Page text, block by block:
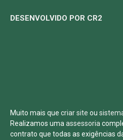
DESENVOLVIDO POR CR2
Muito mais que criar site ou
Realizamos uma assessoria
contrato que todas as exigências